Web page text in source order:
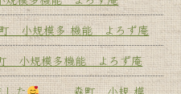
小規模多 機能 よろず庵
規模多機能 よろず庵